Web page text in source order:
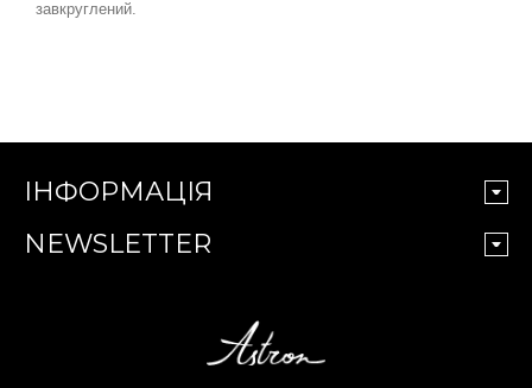
завкруглений.
ІНФОРМАЦІЯ
NEWSLETTER